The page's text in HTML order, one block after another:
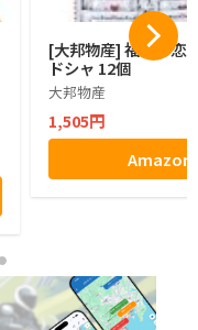
[大邦物産] 福岡の恋
ドシャ 12個
大邦物産
1,505円
Amazon